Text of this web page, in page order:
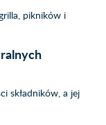
pikników i
składników, a jej